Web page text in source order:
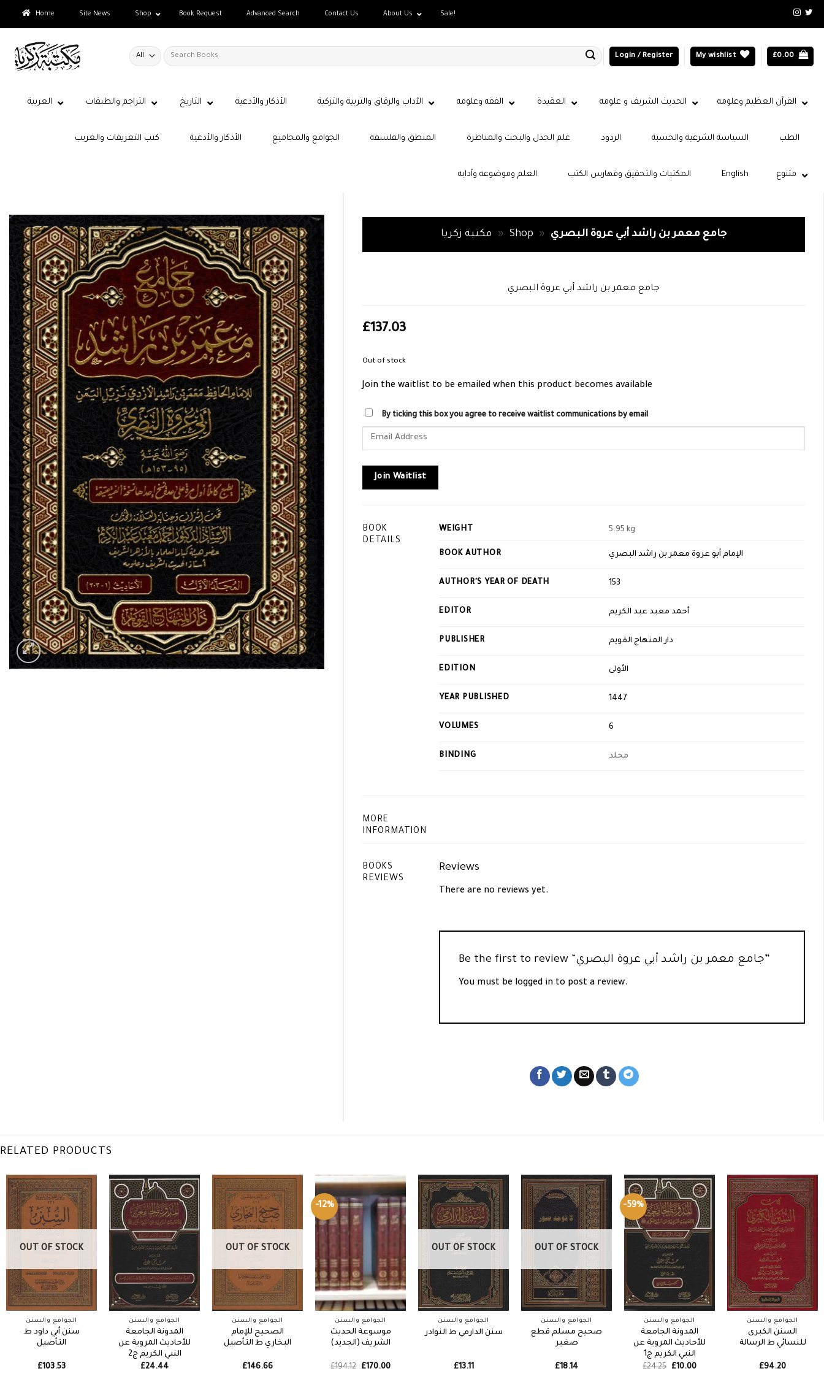
Home Site News Shop Book Request Advanced Search Contact Us About Us Sale!
Search
for:
Login / Register My wishlist £0.00
القرآن العظيم وعلومه الحديث الشريف و علومه العقيدة الفقه وعلومه الآداب والرقاق والتربية والتزكية الأذكار والأدعية التاريخ التراجم والطبقات العربية
كتب التعريفات والغريب الأذكار والأدعية الجوامع والمجاميع المنطق والفلسفة علم الجدل والبحث والمناظرة الردود السياسة الشرعية والحسبة الطب
العلم وموضوعه وآدابه المكتبات والتحقيق وفهارس الكتب متنوع English
مكتبة زكريا » Shop » جامع معمر بن راشد أبي عروة البصري
جامع معمر بن راشد أبي عروة البصري
£137.03
Out of stock
Join the waitlist to be emailed when this product becomes available
By ticking this box you agree to receive waitlist communications by email
Enter
address
to
waitlist
for
Join Waitlist
BOOK
DETAILS
WEIGHT 5.95 kg
BOOK AUTHOR الإمام أبو عروة معمر بن راشد البصري
AUTHOR'S YEAR OF DEATH 153
EDITOR أحمد معبد عبد الكريم
PUBLISHER دار المنهاج القويم
EDITION الأولى
YEAR PUBLISHED 1447
VOLUMES 6
BINDING مجلد
MORE
INFORMATION
BOOKS
REVIEWS
Reviews
There are no reviews yet.
Be the first to review “جامع معمر بن راشد أبي عروة البصري”
You must be logged in to post a review.
RELATED PRODUCTS
OUT OF STOCK
الجوامع والسنن
سنن أبي داود ط
التأصيل
£103.53
الجوامع والسنن
المدونة الجامعة
للأحاديث المروية عن
النبي الكريم ج2
£24.44
OUT OF STOCK
الجوامع والسنن
الصحيح للإمام
البخاري ط التأصيل
£146.66
-12%
الجوامع والسنن
موسوعة الحديث
الشريف (الجديد)
£194.12
Original
£170.00Current
OUT OF STOCK
الجوامع والسنن
سنن الدارمي ط النوادر
£13.11
OUT OF STOCK
الجوامع والسنن
صحيح مسلم قطع
صغير
£18.14
-59%
الجوامع والسنن
المدونة الجامعة
للأحاديث المروية عن
النبي الكريم ج1
£24.25
Original
£10.00Current
الجوامع والسنن
السنن الكبرى
للنسائي ط الرسالة
£94.20